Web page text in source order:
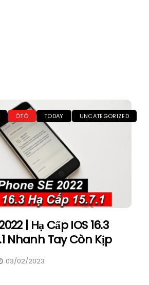
ÔTÔ TODAY
UNCATEGORIZED
| Hạ Cấp IOS 16.3
Nhanh Tay Còn Kịp
03/02/2023